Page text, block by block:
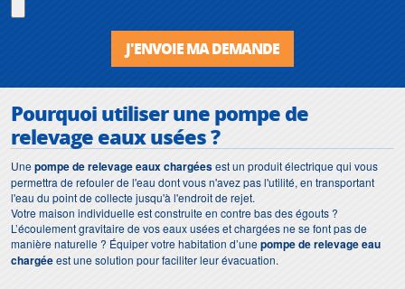
J'ENVOIE MA DEMANDE
Pourquoi utiliser une pompe de
relevage eaux usées ?
Unepompe de relevage eaux chargéesest un produit électrique qui vous
permettra de refouler de l'eau dont vous n'avez pas l'utilité, en transportant
l'eau du point de collecte jusqu'à l'endroit de rejet.
Votre maison individuelle est construite en contre bas des égouts ?
L’écoulement gravitaire de vos eaux usées et chargées ne se font pas de
manière naturelle ? Équiper votre habitation d’unepompe de relevage eau
chargéeest une solution pour faciliter leur évacuation.